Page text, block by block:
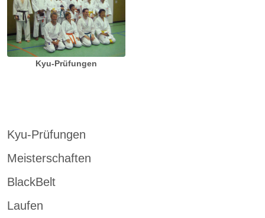
Kyu-Prüfungen
Kyu-Prüfungen
Meisterschaften
BlackBelt
Laufen